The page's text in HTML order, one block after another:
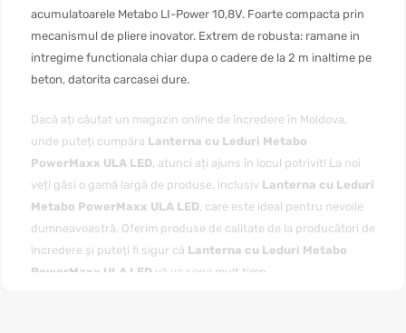
acumulatoarele Metabo LI-Power 10,8V. Foarte compacta prin
mecanismul de pliere inovator. Extrem de robusta: ramane in
intregime functionala chiar dupa o cadere de la 2 m inaltime pe
beton, datorita carcasei dure.
Dacă ați căutat un magazin online de încredere în Moldova,
unde puteți cumpăra Lanterna cu Leduri Metabo
PowerMaxx ULA LED, atunci ați ajuns în locul potrivit! La noi
veți găsi o gamă largă de produse, inclusiv Lanterna cu Leduri
Metabo PowerMaxx ULA LED, care este ideal pentru nevoile
dumneavoastră. Oferim produse de calitate de la producători de
încredere și puteți fi sigur că Lanterna cu Leduri Metabo
PowerMaxx ULA LED vă va servi mult timp.